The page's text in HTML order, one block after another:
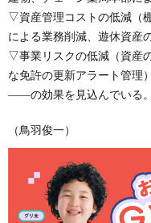
▽資産管理コストの低減（
による業務削減、遊休資産
▽事業リスクの低減（資産
な免許の更新アラート管理）
――の効果を見込んでいる。
（鳥羽俊一）